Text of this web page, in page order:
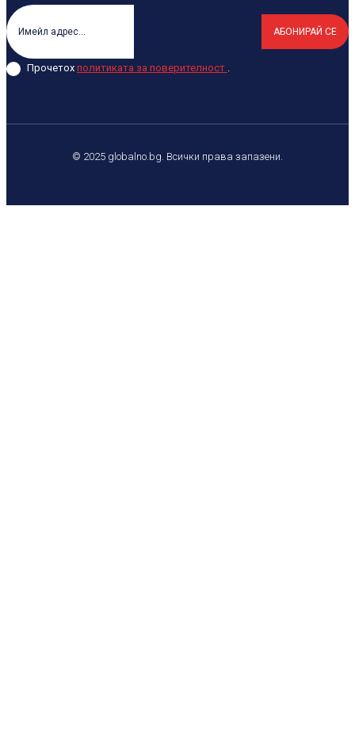
АБОНИРАЙ СЕ
Прочетох политиката за поверителност .
© 2025 globalno.bg. Всички права запазени.